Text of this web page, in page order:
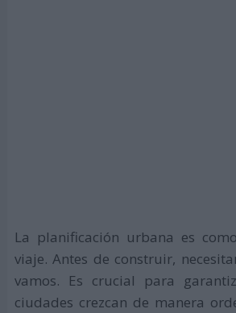
La planificación urbana es
viaje. Antes de construir,
vamos. Es crucial para
ciudades crezcan de manera